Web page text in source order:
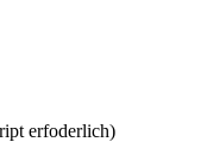
erfoderlich)